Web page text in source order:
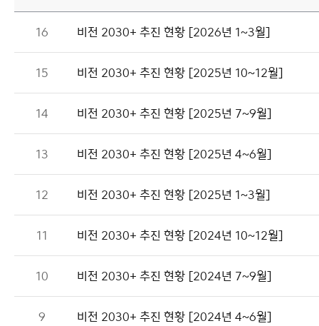
16 비전 2030+ 추진 현황 [2026년 1~3월]
15 비전 2030+ 추진 현황 [2025년 10~12월]
14 비전 2030+ 추진 현황 [2025년 7~9월]
13 비전 2030+ 추진 현황 [2025년 4~6월]
12 비전 2030+ 추진 현황 [2025년 1~3월]
11 비전 2030+ 추진 현황 [2024년 10~12월]
10 비전 2030+ 추진 현황 [2024년 7~9월]
9 비전 2030+ 추진 현황 [2024년 4~6월]